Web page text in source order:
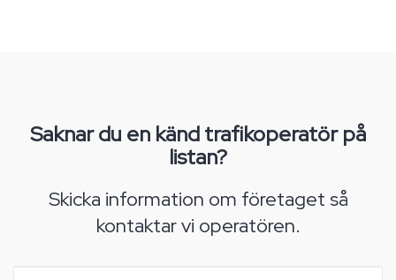
Saknar du en känd trafikoperatör på
listan?
Skicka information om företaget så
kontaktar vi operatören.